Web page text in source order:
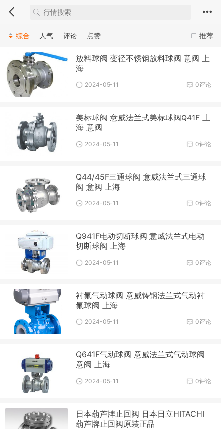
推荐
综合 人气 评论 点赞
放料球阀 变径不锈钢放料球阀 意阀 上
海
0评论
2024-05-11
美标球阀 意威法兰式美标球阀Q41F 上
海 意阀
0评论
2024-05-11
Q44/45F三通球阀 意威法兰式三通球
阀 意阀 上海
0评论
2024-05-11
Q941F电动切断球阀 意威法兰式电动
切断球阀 上海
0评论
2024-05-11
衬氟气动球阀 意威铸钢法兰式气动衬
氟球阀 上海
0评论
2024-05-11
Q641F气动球阀 意威法兰式气动球阀
意阀 上海
0评论
2024-05-11
日本葫芦牌止回阀 日本日立HITACHI
葫芦牌止回阀原装正品